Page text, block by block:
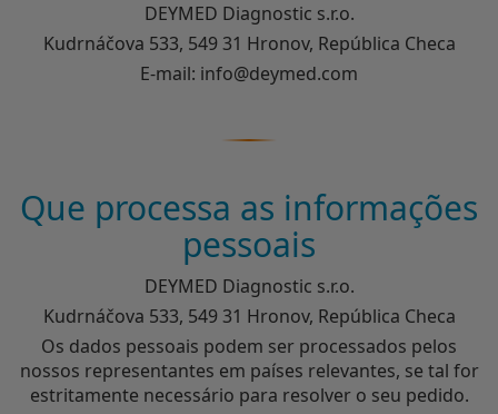
DEYMED Diagnostic s.r.o.
Kudrnáčova 533, 549 31 Hronov, República Checa
E-mail: info@deymed.com
Que processa as informações
pessoais
DEYMED Diagnostic s.r.o.
Kudrnáčova 533, 549 31 Hronov, República Checa
Os dados pessoais podem ser processados pelos
nossos representantes em países relevantes, se tal for
estritamente necessário para resolver o seu pedido.